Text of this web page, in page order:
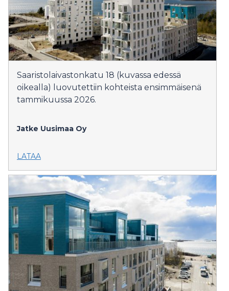
Saaristolaivastonkatu 18 (kuvassa edessä
oikealla) luovutettiin kohteista ensimmäisenä
tammikuussa 2026.
Jatke Uusimaa Oy
LATAA